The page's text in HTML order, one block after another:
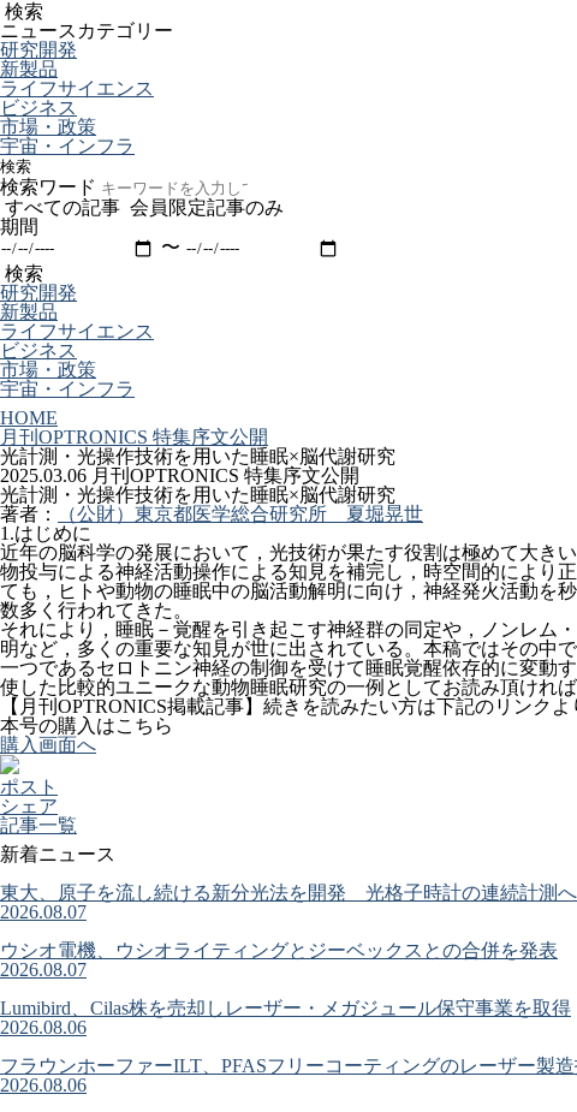
検索
ニュースカテゴリー
研究開発
新製品
ライフサイエンス
ビジネス
市場・政策
宇宙・インフラ
検索
検索ワード
すべての記事 会員限定記事のみ
期間
〜
検索
研究開発
新製品
ライフサイエンス
ビジネス
市場・政策
宇宙・インフラ
HOME
月刊OPTRONICS 特集序文公開
光計測・光操作技術を用いた睡眠×脳代謝研究
2025.03.06 月刊OPTRONICS 特集序文公開
光計測・光操作技術を用いた睡眠×脳代謝研究
著者：
（公財）東京都医学総合研究所 夏堀晃世
1.はじめに
近年の脳科学の発展において，光技術が果たす役割は極めて大き
物投与による神経活動操作による知見を補完し，時空間的により
ても，ヒトや動物の睡眠中の脳活動解明に向け，神経発火活動を
数多く行われてきた。
それにより，睡眠－覚醒を引き起こす神経群の同定や，ノンレム
明など，多くの重要な知見が世に出されている。本稿ではその中
一つであるセロトニン神経の制御を受けて睡眠覚醒依存的に変動
使した比較的ユニークな動物睡眠研究の一例としてお読み頂ければ
【月刊OPTRONICS掲載記事】続きを読みたい方は下記のリンクよ
本号の購入はこちら
購入画面へ
ポスト
シェア
記事一覧
新着ニュース
東大、原子を流し続ける新分光法を開発 光格子時計の連続計測
2026.08.07
ウシオ電機、ウシオライティングとジーベックスとの合併を発表
2026.08.07
Lumibird、Cilas株を売却しレーザー・メガジュール保守事業を取得
2026.08.06
フラウンホーファーILT、PFASフリーコーティングのレーザー製
2026.08.06